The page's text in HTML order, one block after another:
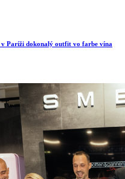
Paríži dokonalý outfit vo farbe vína